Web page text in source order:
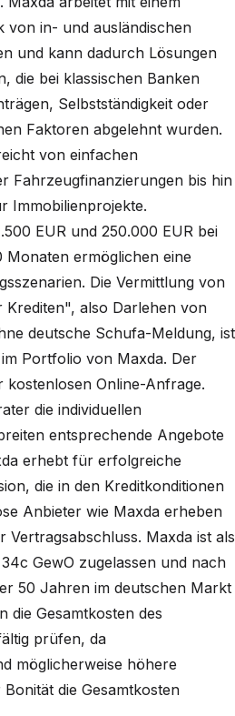
von in- und ausländischen
und kann dadurch Lösungen
die bei klassischen Banken
Selbstständigkeit oder
Faktoren abgelehnt wurden.
von einfachen
Fahrzeugfinanzierungen bis hin
Immobilienprojekte.
EUR und 250.000 EUR bei
Monaten ermöglichen eine
Die Vermittlung von
also Darlehen von
deutsche Schufa-Meldung, ist
Portfolio von Maxda. Der
kostenlosen Online-Anfrage.
die individuellen
entsprechende Angebote
erhebt für erfolgreiche
die in den Kreditkonditionen
Anbieter wie Maxda erheben
Vertragsabschluss. Maxda ist als
GewO zugelassen und nach
50 Jahren im deutschen Markt
die Gesamtkosten des
prüfen, da
möglicherweise höhere
die Gesamtkosten